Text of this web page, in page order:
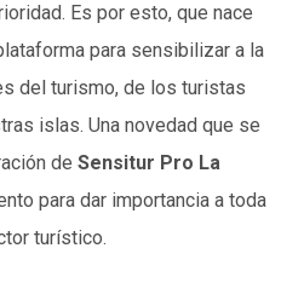
Es por esto, que nace
para sensibilizar a la
del turismo, de los turistas
islas. Una novedad que se
de Sensitur Pro La
para dar importancia a toda
turístico.